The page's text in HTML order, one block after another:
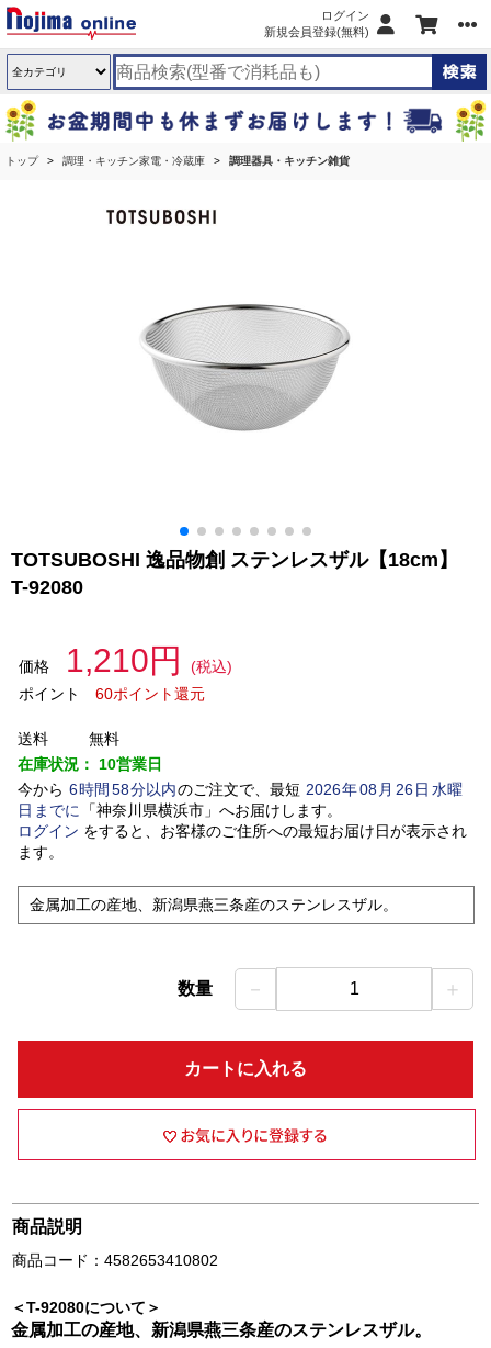
ログイン
新規会員登録(無料)
トップ 調理・キッチン家電・冷蔵庫 調理器具・キッチン雑貨
TOTSUBOSHI 逸品物創 ステンレスザル【18cm】
T-92080
価格 1,210円
(税込)
ポイント
60ポイント還元
送料
無料
在庫状況： 10営業日
今から 6時間 58分以内のご注文で、最短 2026年08 月 26日水曜
日 までに 「神奈川県横浜市」 へお届けします。
ログイン をすると、お客様のご住所への最短お届け日が表示され
ます。
金属加工の産地、新潟県燕三条産のステンレスザル。
数量 － 1 ＋
カートに入れる
商品説明
商品コード：4582653410802
＜T-92080について＞
金属加工の産地、新潟県燕三条産のステンレスザル。